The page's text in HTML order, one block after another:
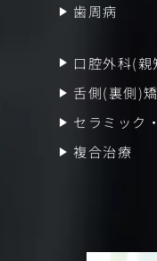
歯周病
口腔外科(
舌側(裏側)
セラミック
複合治療